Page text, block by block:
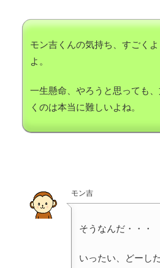
モン吉くんの気持ち、すごく
よ。
一生懸命、やろうと思っても
くのは本当に難しいよね。
モン吉
そうなんだ・・・
いったい、どーし